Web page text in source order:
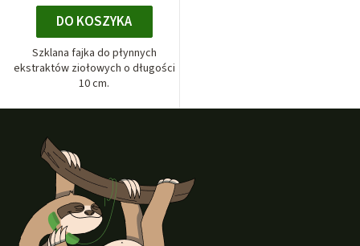
DO KOSZYKA
Szklana fajka do płynnych
ekstraktów ziołowych o długości
10 cm.
S